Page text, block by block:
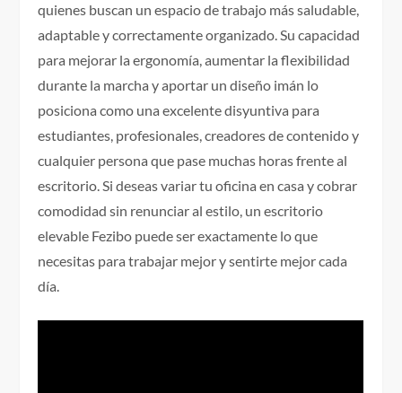
quienes buscan un espacio de trabajo más saludable,
adaptable y correctamente organizado. Su capacidad
para mejorar la ergonomía, aumentar la flexibilidad
durante la marcha y aportar un diseño imán lo
posiciona como una excelente disyuntiva para
estudiantes, profesionales, creadores de contenido y
cualquier persona que pase muchas horas frente al
escritorio. Si deseas variar tu oficina en casa y cobrar
comodidad sin renunciar al estilo, un escritorio
elevable Fezibo puede ser exactamente lo que
necesitas para trabajar mejor y sentirte mejor cada
día.